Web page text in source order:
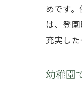
めです
は、登
充実した
幼稚園